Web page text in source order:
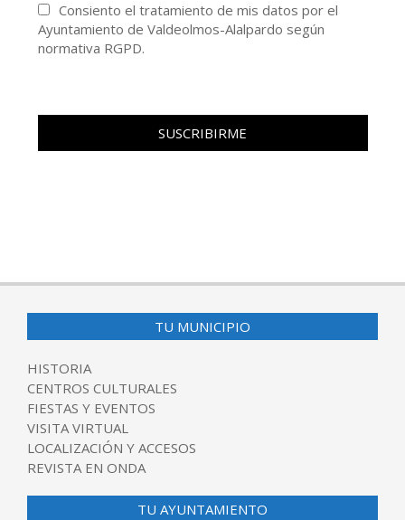
Consiento el tratamiento de mis datos por el
Ayuntamiento de Valdeolmos-Alalpardo según
normativa RGPD.
TU MUNICIPIO
HISTORIA
CENTROS CULTURALES
FIESTAS Y EVENTOS
VISITA VIRTUAL
LOCALIZACIÓN Y ACCESOS
REVISTA EN ONDA
TU AYUNTAMIENTO